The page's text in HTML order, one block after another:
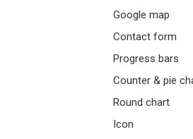
Google map
Contact form
Progress bars
Counter & pie
Round chart
Icon